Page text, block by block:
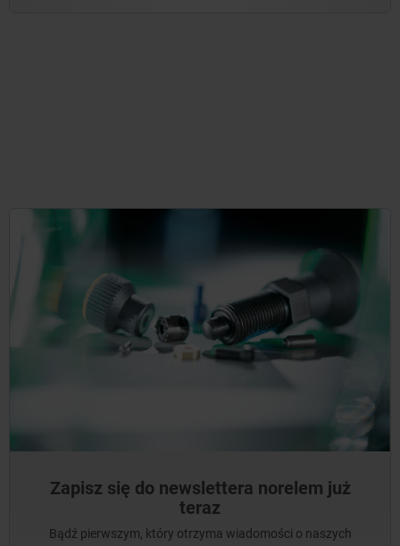
Zapisz się do newslettera norelem już
teraz
Bądź pierwszym, który otrzyma wiadomości o naszych